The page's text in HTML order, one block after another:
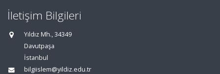
İletişim Bilgileri
Yıldız Mh., 34349
Davutpaşa
İstanbul
bilgiislem@yildiz.edu.tr